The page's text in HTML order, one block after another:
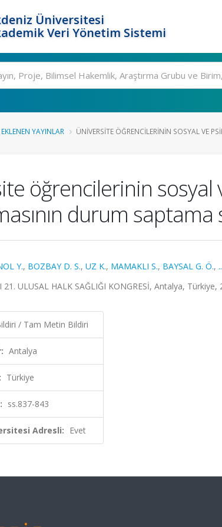
Üniversitesi
Veri Yönetim Sistemi
YAYINLAR ÜNIVERSITE ÖĞRENCILERININ SOSYAL VE
öğrencilerinin
durum saptama
Y., BOZBAY D. S., UZ K., MAMAKLI S., BAYSAL G. Ö.,
21. ULUSAL HALK SAĞLIĞI KONGRESİ, Antalya,
/ Tam Metin Bildiri
Antalya
Türkiye
ss.837-843
Adresli: Evet